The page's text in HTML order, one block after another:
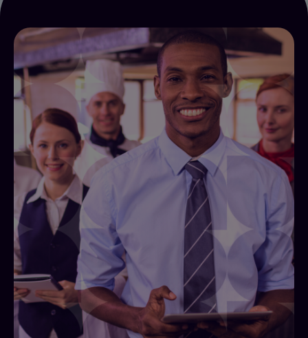
提高效率
Alliants Improving Effectiveness 通过Alliants 平台
(AXP)，为酒店团队提供统一的宾客档案、自动化工作流
和实时分析：单一宾客记录、消除数据碎片化，并实时掌
握宾客情绪。